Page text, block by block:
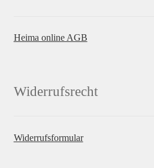
Heima online AGB
Widerrufsrecht
Widerrufsformular